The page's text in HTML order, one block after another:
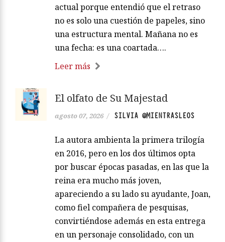
actual porque entendió que el retraso
no es solo una cuestión de papeles, sino
una estructura mental. Mañana no es
una fecha: es una coartada….
Leer más
El olfato de Su Majestad
agosto 07, 2026 / SILVIA @MIENTRASLEOS
La autora ambienta la primera trilogía
en 2016, pero en los dos últimos opta
por buscar épocas pasadas, en las que la
reina era mucho más joven,
apareciendo a su lado su ayudante, Joan,
como fiel compañera de pesquisas,
convirtiéndose además en esta entrega
en un personaje consolidado, con un